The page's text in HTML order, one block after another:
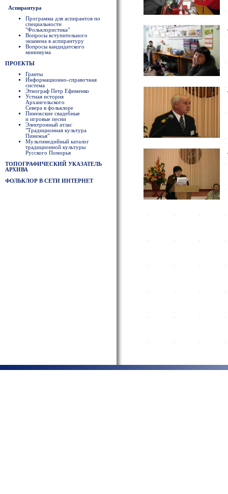
Аспирантура
Программа для аспирантов по
специальности
"Фольклористика"
Вопросы вступительного
экзамена в аспирантуру
Вопросы кандидатского
минимума
ПРОЕКТЫ
Гранты
Информационно-справочная
система
Этнограф Петр Ефименко
Устная история
Архангельского
Севера в фольклоре
Пинежские свадебные
и игровые песни
Электронный атлас
"Традиционная культура
Пинежья"
Мультимедийный каталог
традиционной культуры
Русского Поморья
ТОПОГРАФИЧЕСКИЙ УКАЗАТЕЛЬ
АРХИВА
ФОЛЬКЛОР В СЕТИ ИНТЕРНЕТ